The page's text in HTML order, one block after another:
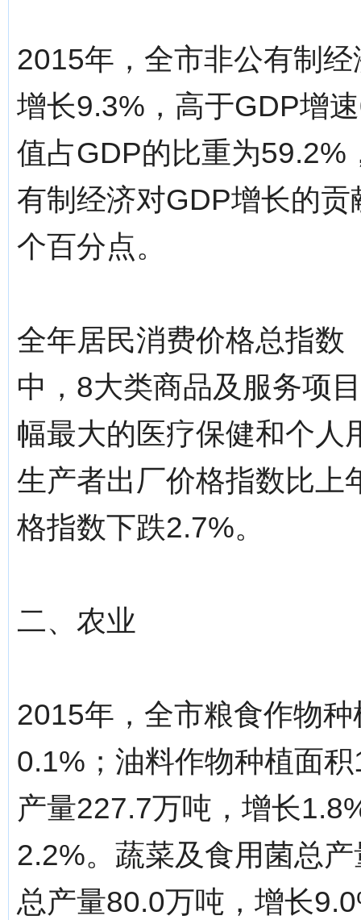
2015年，全市非公有制
增长9.3%，高于GDP增
值占GDP的比重为59.2%
有制经济对GDP增长的
个百分点。
全年居民消费价格总指数
中，8大类商品及服务项
幅最大的医疗保健和个人
生产者出厂价格指数比上
格指数下跌2.7%。
二、农业
2015年，全市粮食作物
0.1%；油料作物种植面
产量227.7万吨，增长
2.2%。蔬菜及食用菌总
总产量80.0万吨，增长